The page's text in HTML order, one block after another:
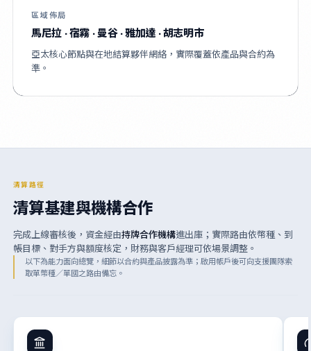
區域佈局
馬尼拉 · 宿霧 · 曼谷 · 雅加達 · 胡志明市
亞太核心節點與在地結算夥伴網絡，實際覆蓋依產品與合約為
準。
清算路徑
清算基建與機構合作
完成上線審核後，資金經由持牌合作機構進出庫；實際路由依幣種、到
帳目標、對手方與額度核定，財務與客戶經理可依場景調整。
以下為能力面向總覽，細節以合約與產品披露為準；啟用帳戶後可向支援團隊索
取單幣種／單國之路由備忘。